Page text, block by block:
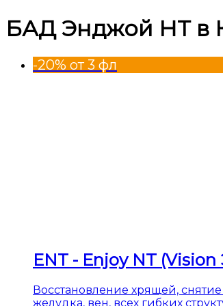
БАД Энджой НТ в
-20% от 3 фл
ENT - Enjoy NT
Восстановление хрящей,
желудка, вен, всех гибких